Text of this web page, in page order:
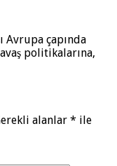
Avrupa çapında
politikalarına,
alanlar * ile